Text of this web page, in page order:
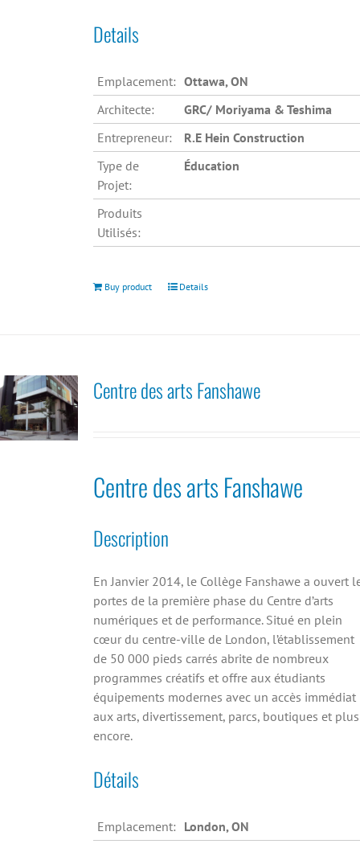
Details
Emplacement: Ottawa, ON
Architecte:
GRC/ Moriyama & Teshima
Entrepreneur:
R.E Hein Construction
Type de
Projet:
Éducation
Produits
Utilisés:
Buy product Details
Centre des arts Fanshawe
Centre des arts Fanshawe
Description
En Janvier 2014, le Collège Fanshawe a ouvert
portes de la première phase du Centre d’arts
numériques et de performance. Situé en plein
cœur du centre-ville de London, l’établissement
de 50 000 pieds carrés abrite de nombreux
programmes créatifs et offre aux étudiants
équipements modernes avec un accès immédiat
aux arts, divertissement, parcs, boutiques et plus
encore.
Détails
Emplacement: London, ON